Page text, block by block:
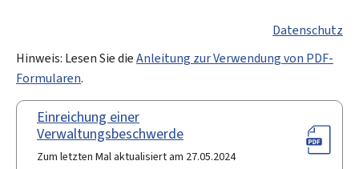
Datenschutz
Hinweis: Lesen Sie dieAnleitung zur Verwendung von PDF-
Formularen.
Einreichung einer
Verwaltungsbeschwerde
Zum letzten Mal aktualisiert am 27.05.2024